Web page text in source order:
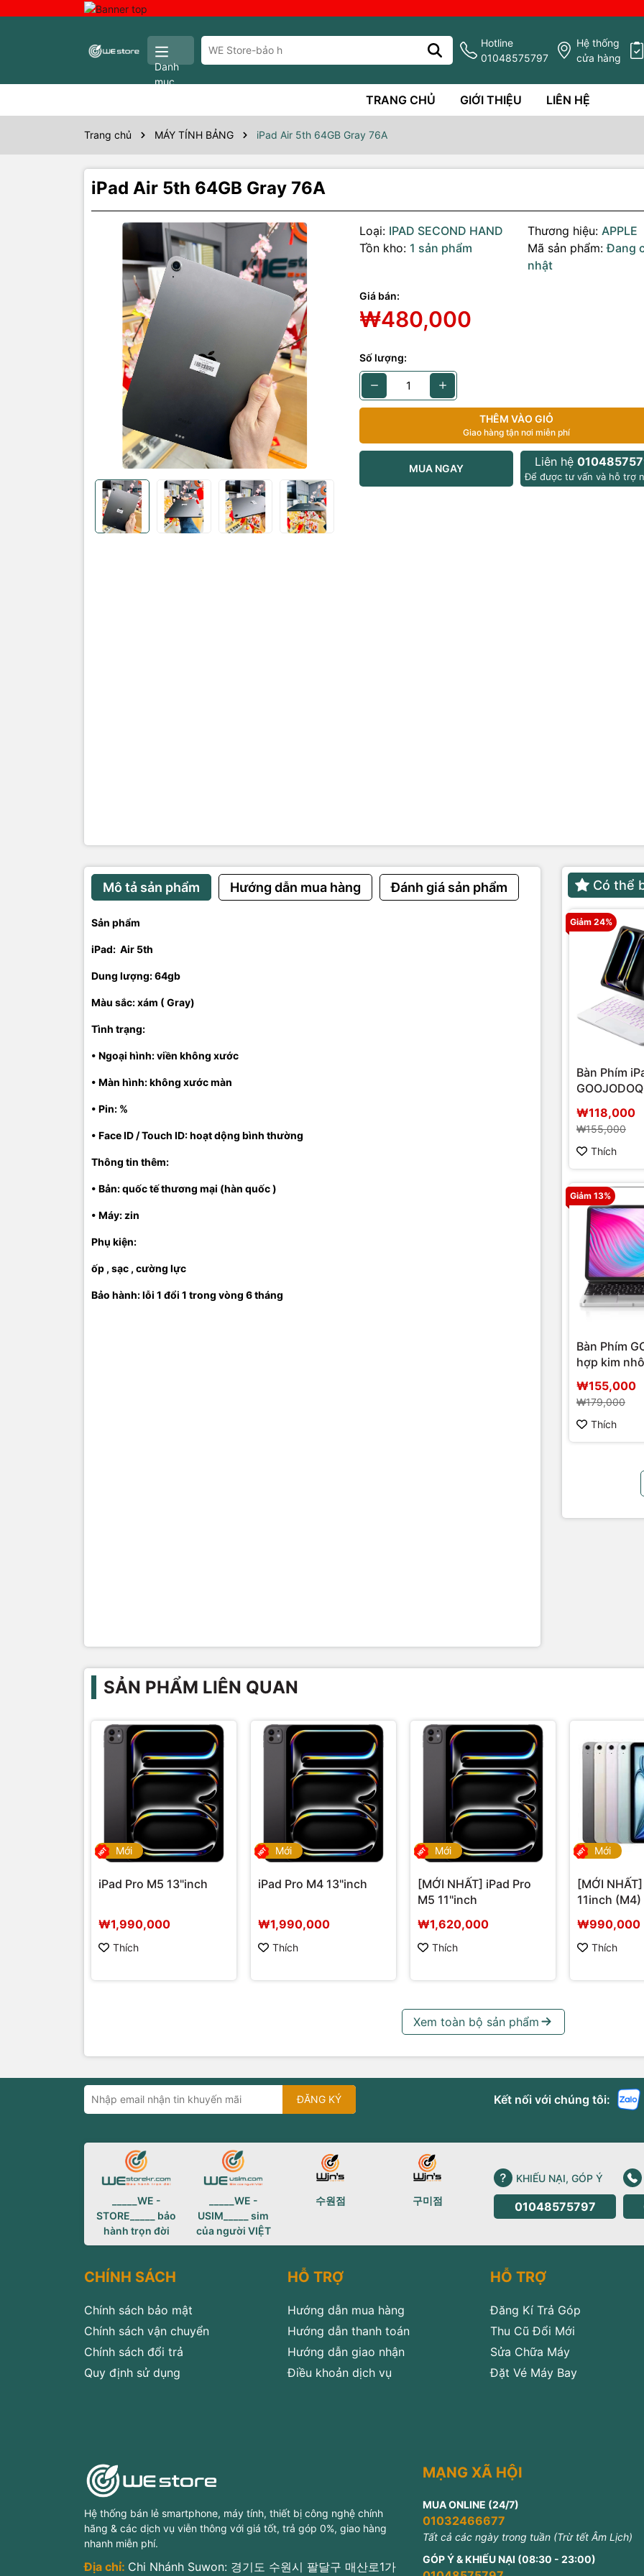
Danh
mục
Hotline
01048575797
Hệ thống
cửa hàng
TRANG CHỦ GIỚI THIỆU LIÊN HỆ
Trang chủ MÁY TÍNH BẢNG iPad Air 5th 64GB Gray 76A
iPad Air 5th 64GB Gray 76A
Loại: IPAD SECOND HAND Thương hiệu: APPLE
Tồn kho: 1 sản phẩm Mã sản phẩm: Đang
nhật
Giá bán:
₩480,000
Số lượng:
THÊM VÀO GIỎ
Giao hàng tận nơi miễn phí
MUA NGAY Liên hệ
Để được tư vấn và hỗ trợ
Mô tả sản phẩm Hướng dẫn mua hàng Đánh giá sản phẩm
Sản phẩm
iPad: Air 5th
Dung lượng: 64gb
Màu sắc: xám ( Gray)
Tình trạng:
• Ngoại hình: viền không xước
• Màn hình: không xước màn
• Pin: %
• Face ID / Touch ID: hoạt dộng bình thường
Thông tin thêm:
• Bản: quốc tế thương mại (hàn quốc )
• Máy: zin
Phụ kiện:
ốp , sạc , cường lực
Bảo hành: lỗi 1 đổi 1 trong vòng 6 tháng
Có thể
Giảm 24%
Bàn Phím
₩118,000
₩155,000
Thích
Giảm 13%
Bàn Phím
hợp kim
₩155,000
₩179,000
Thích
SẢN PHẨM LIÊN QUAN
Mới
iPad Pro M5 13"inch
₩1,990,000
Thích
Mới
iPad Pro M4 13"inch
₩1,990,000
Thích
Mới
[MỚI NHẤT] iPad Pro
M5 11"inch
₩1,620,000
Thích
Mới
[MỚI
11inch (M4)
₩990,000
Thích
Xem toàn bộ sản phẩm
Thông số kỹ thuật
Sản phẩm
iPad:Air 5th
Dung lượng: 64gb
Màu sắc: xám (
Tình trạng:
• Ngoại hình: viền không xước
• Màn hình: không xước màn
• Pin: %
ĐĂNG KÝ Kết nối với chúng tôi:
_____WE -
STORE_____ bảo
hành trọn đời
_____WE -
USIM_____ sim
của người VIỆT
수원점 구미점
KHIẾU NẠI, GÓP Ý
01048575797
CHÍNH SÁCH
Chính sách bảo mật
Chính sách vận chuyển
Chính sách đổi trả
Quy định sử dụng
HỖ TRỢ
Hướng dẫn mua hàng
Hướng dẫn thanh toán
Hướng dẫn giao nhận
Điều khoản dịch vụ
HỖ TRỢ
Đăng Kí Trả Góp
Thu Cũ Đổi Mới
Sửa Chữa Máy
Đặt Vé Máy Bay
Hệ thống bán lẻ smartphone, máy tính, thiết bị công nghệ chính
hãng & các dịch vụ viễn thông với giá tốt, trả góp 0%, giao hàng
nhanh miễn phí.
Địa chỉ: Chi Nhánh Suwon: 경기도 수원시 팔달구 매산로1가
MẠNG XÃ HỘI
MUA ONLINE (24/7)
01032466677
Tất cả các ngày trong tuần (Trừ tết Âm Lịch)
GÓP Ý & KHIẾU NẠI (08:30 - 23:00)